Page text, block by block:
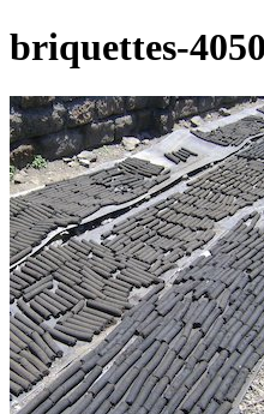
briquettes-